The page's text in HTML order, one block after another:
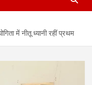
में नीतू ध्यानी रहीं प्रथम